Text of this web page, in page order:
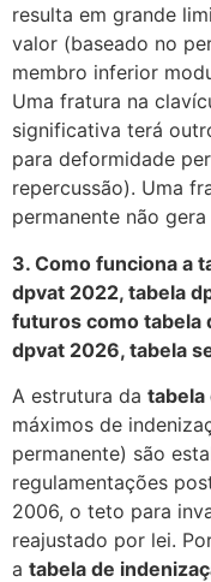
resulta em grande
valor (baseado no
membro inferior
Uma fratura na
significativa terá
para deformidade
repercussão). Uma
permanente não
3. Como funciona a
dpvat 2022, tabela
futuros como tabela
dpvat 2026, tabela
A estrutura da tabela
máximos de
permanente) são
regulamentações
2006, o teto para
reajustado por lei.
a tabela de